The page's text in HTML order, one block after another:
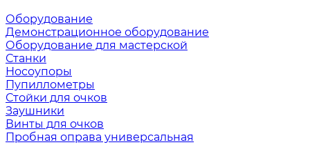
Оборудование
Демонстрационное оборудование
Оборудование для мастерской
Станки
Носоупоры
Пупиллометры
Стойки для очков
Заушники
Винты для очков
Пробная оправа универсальная